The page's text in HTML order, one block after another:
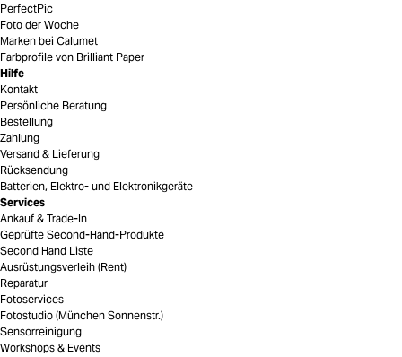
PerfectPic
Foto der Woche
Marken bei Calumet
Farbprofile von Brilliant Paper
Hilfe
Kontakt
Persönliche Beratung
Bestellung
Zahlung
Versand & Lieferung
Rücksendung
Batterien, Elektro- und Elektronikgeräte
Services
Ankauf & Trade-In
Geprüfte Second-Hand-Produkte
Second Hand Liste
Ausrüstungsverleih (Rent)
Reparatur
Fotoservices
Fotostudio (München Sonnenstr.)
Sensorreinigung
Workshops & Events